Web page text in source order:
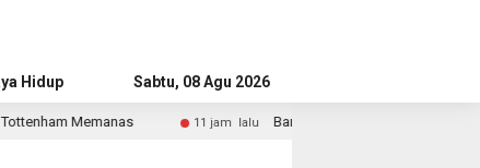
Hidup AdvertorialSabtu, 08 Agu 2026
11 jam lalu Bandara Husein Sastranegara Kembali Layani